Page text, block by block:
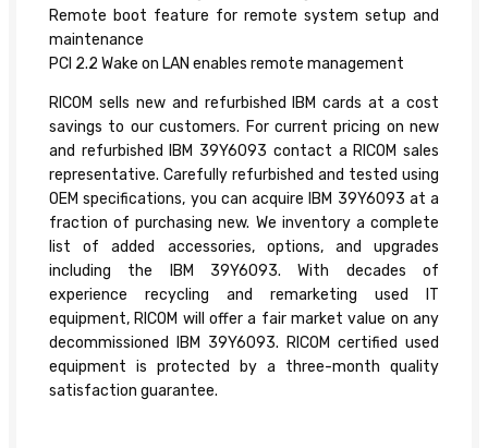
Remote boot feature for remote system setup and
maintenance
PCI 2.2 Wake on LAN enables remote management
RICOM sells new and refurbished IBM cards at a cost
savings to our customers. For current pricing on new
and refurbished IBM 39Y6093 contact a RICOM sales
representative. Carefully refurbished and tested using
OEM specifications, you can acquire IBM 39Y6093 at a
fraction of purchasing new. We inventory a complete
list of added accessories, options, and upgrades
including the IBM 39Y6093. With decades of
experience recycling and remarketing used IT
equipment, RICOM will offer a fair market value on any
decommissioned IBM 39Y6093. RICOM certified used
equipment is protected by a three-month quality
satisfaction guarantee.